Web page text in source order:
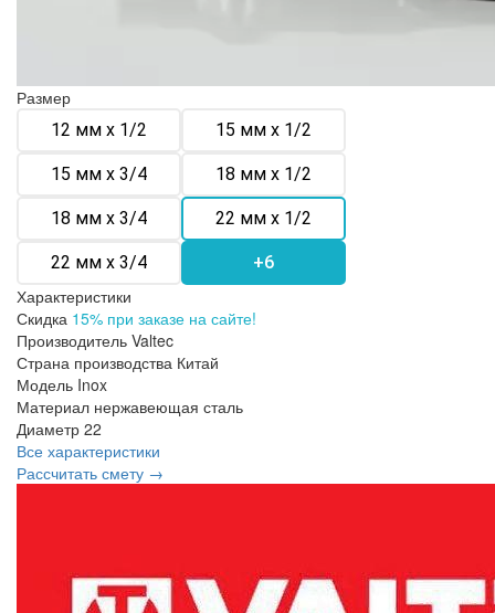
Размер
12 мм х 1/2 15 мм х 1/2
15 мм х 3/4 18 мм х 1/2
18 мм х 3/4 22 мм х 1/2
22 мм х 3/4 +6
Характеристики
Скидка 15% при заказе на сайте!
Производитель Valtec
Страна производства Китай
Модель Inox
Материал нержавеющая сталь
Диаметр 22
Все характеристики
Рассчитать смету →